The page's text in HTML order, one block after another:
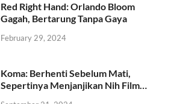
Red Right Hand: Orlando Bloom
Gagah, Bertarung Tanpa Gaya
February 29, 2024
Koma: Berhenti Sebelum Mati,
Sepertinya Menjanjikan Nih Film…